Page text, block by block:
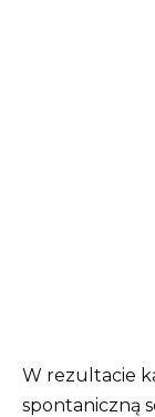
W rezultacie
spontaniczną